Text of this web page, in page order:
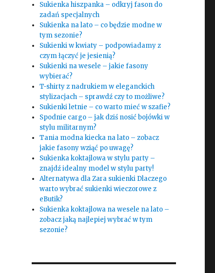
Sukienka hiszpanka – odkryj fason do
zadań specjalnych
Sukienka na lato – co będzie modne w
tym sezonie?
Sukienki w kwiaty – podpowiadamy z
czym łączyć je jesienią?
Sukienki na wesele – jakie fasony
wybierać?
T-shirty z nadrukiem w eleganckich
stylizacjach – sprawdź czy to możliwe?
Sukienki letnie – co warto mieć w szafie?
Spodnie cargo – jak dziś nosić bojówki w
stylu militarnym?
Tania modna kiecka na lato – zobacz
jakie fasony wziąć po uwagę?
Sukienka koktajlowa w stylu party –
znajdź idealny model w stylu party!
Alternatywa dla Zara sukienki Dlaczego
warto wybrać sukienki wieczorowe z
eButik?
Sukienka koktajlowa na wesele na lato –
zobacz jaką najlepiej wybrać w tym
sezonie?